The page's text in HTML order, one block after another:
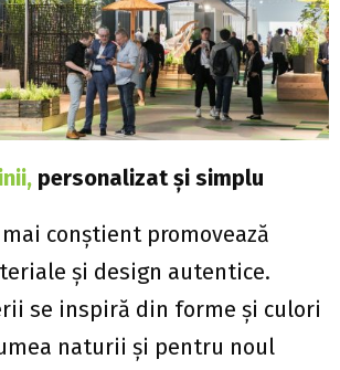
personalizat şi simplu
conștient promovează
şi design autentice.
se inspiră din forme și culori
naturii şi pentru noul